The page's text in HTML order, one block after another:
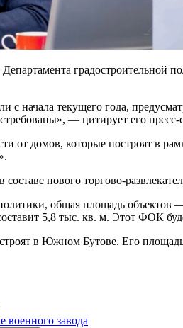
градостроительной
начала текущего года,
— цитирует его
от домов, которые построят в
нового торгово-
общая площадь объектов
5,8 тыс. кв. м. Этот ФОК
в Южном Бутове. Его
военного завода